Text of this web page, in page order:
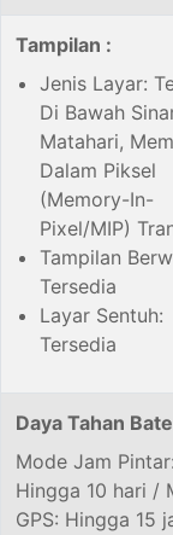
Tampilan :
Jenis Layar:
Di Bawah
Matahari,
Dalam Piksel
(Memory-In-
Pixel/MIP)
Tampilan
Tersedia
Layar Sentuh:
Tersedia
Daya Tahan
Mode Jam Pintar:
Hingga 10 hari /
GPS: Hingga 15